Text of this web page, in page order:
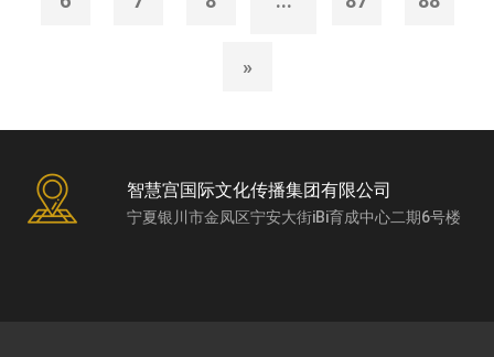
»
智慧宫国际文化传播集团有限公司
宁夏银川市金凤区宁安大街iBi育成中心二期6号楼